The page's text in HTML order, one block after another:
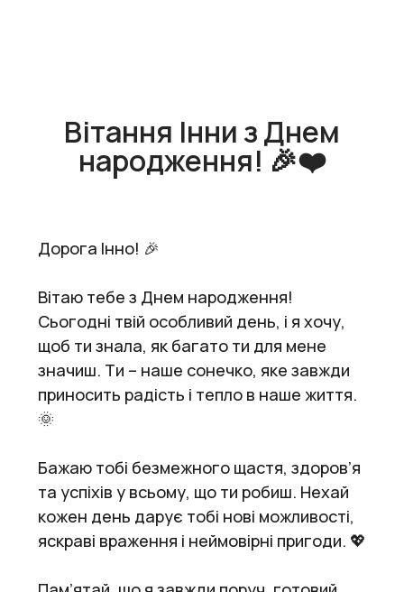
Вітання Інни з Днем
народження! 🎉❤️
Дорога Інно! 🎉
Вітаю тебе з Днем народження!
Сьогодні твій особливий день, і я хочу,
щоб ти знала, як багато ти для мене
значиш. Ти – наше сонечко, яке завжди
приносить радість і тепло в наше життя.
🌞
Бажаю тобі безмежного щастя, здоров’я
та успіхів у всьому, що ти робиш. Нехай
кожен день дарує тобі нові можливості,
яскраві враження і неймовірні пригоди. 💖